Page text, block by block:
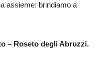
assieme: brindiamo a
– Roseto degli Abruzzi.